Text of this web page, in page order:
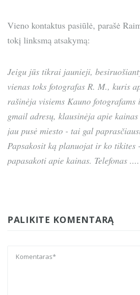
Vieno kontaktus pasiūlė, parašė
tokį linksmą atsakymą:
Jeigu jūs tikrai jaunieji,
vienas toks fotografas R. M., kuris
rašinėja visiems Kauno
gmail adresų, klausinėja apie
jau pusė miesto - tai gal
Papsakosit ką planuojat ir ko tikites
papasakoti apie kainas. Telefonas ....
PALIKITE KOMENTARĄ